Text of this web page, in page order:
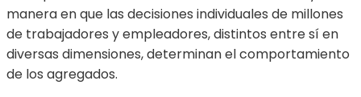
manera en que las decisiones individuales de millones
de trabajadores y empleadores, distintos entre sí en
diversas dimensiones, determinan el comportamiento
de los agregados.